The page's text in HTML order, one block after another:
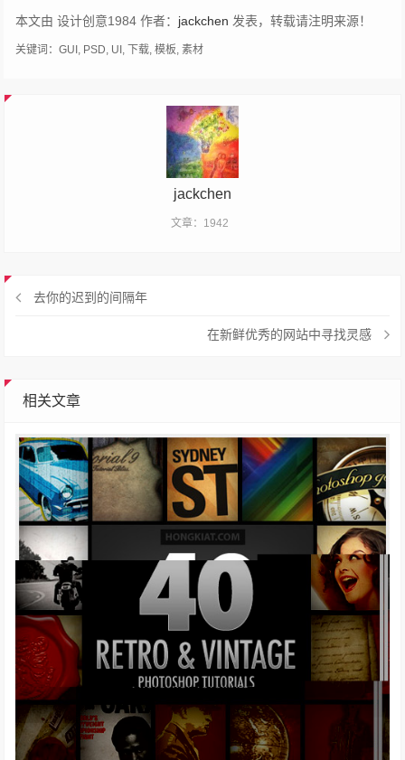
本文由 设计创意1984 作者： jackchen 发表，转载请注明来源！
关键词：GUI PSD UI ,下载 ,模板 ,素材
jackchen
文章：1942
去你的迟到的间隔年
在新鲜优秀的网站中寻找灵感
相关文章